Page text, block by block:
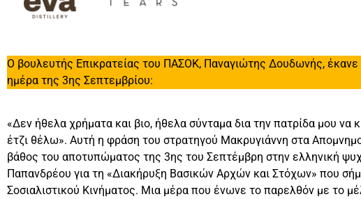
Ο βουλευτής Επικρατείας του ΠΑΣΟΚ, Παναγιώτης Δουδωνής, έκανε
ημέρα της 3ης Σεπτεμβρίου:
«Δεν ήθελα χρήματα και βιο, ήθελα σύνταμα δια την πατρίδα μου να
έτζι θέλω». Αυτή η φράση του στρατηγού Μακρυγιάννη στα
βάθος του αποτυπώματος της 3ης του Σεπτέμβρη στην ελληνική
Παπανδρέου για τη «Διακήρυξη Βασικών Αρχών και Στόχων» που
Σοσιαλιστικού Κινήματος. Μια μέρα που ένωνε το παρελθόν με το